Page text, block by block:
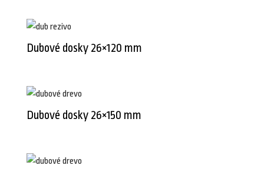
Dubové dosky 26×120 mm
Dubové dosky 26×150 mm